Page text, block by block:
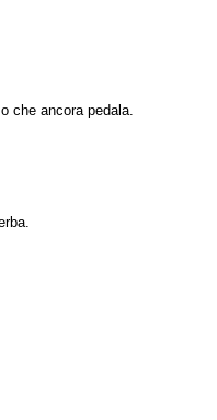
che ancora pedala.